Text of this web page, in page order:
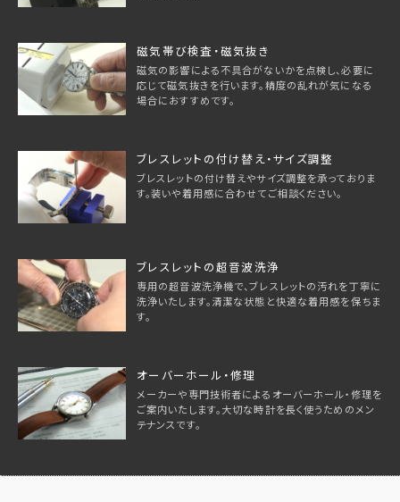
磁気帯び検査・磁気抜き
磁気の影響による不具合がないかを点検し、必要に
応じて磁気抜きを行います。精度の乱れが気になる
場合におすすめです。
ブレスレットの付け替え・サイズ調整
ブレスレットの付け替えやサイズ調整を承っておりま
す。装いや着用感に合わせてご相談ください。
ブレスレットの超音波洗浄
専用の超音波洗浄機で、ブレスレットの汚れを丁寧に
洗浄いたします。清潔な状態と快適な着用感を保ちま
す。
オーバーホール・修理
メーカーや専門技術者によるオーバーホール・修理を
ご案内いたします。大切な時計を長く使うためのメン
テナンスです。